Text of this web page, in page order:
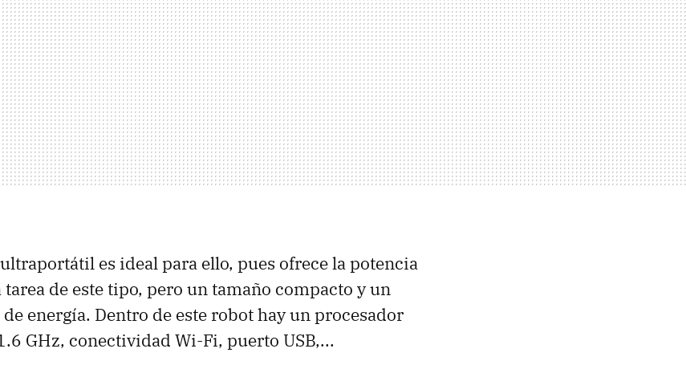
es ideal para ello, pues ofrece la potencia
de este tipo, pero un tamaño compacto y un
energía. Dentro de este robot hay un procesador
GHz, conectividad Wi-Fi, puerto USB,...